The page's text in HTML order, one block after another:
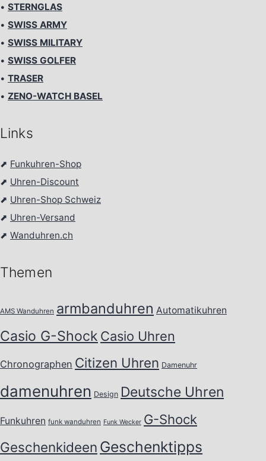
• STERNGLAS
• SWISS ARMY
• SWISS MILITARY
• SWISS GOLFER
• TRASER
• ZENO-WATCH BASEL
Links
⬈ Funkuhren-Shop
⬈ Uhren-Discount
⬈ Uhren-Shop Schweiz
⬈ Uhren-Versand
⬈ Wanduhren.ch
Themen
AMS Wanduhren armbanduhren Automatikuhren
Casio G-Shock Casio Uhren
Chronographen Citizen Uhren Damenuhr
damenuhren Design Deutsche Uhren
Funkuhren funk wanduhren Funk Wecker G-Shock
Geschenkideen Geschenktipps